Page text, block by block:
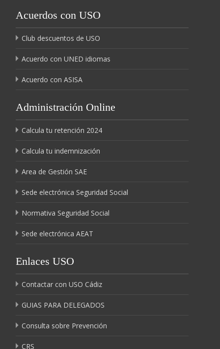
Acuerdos con USO
Club descuentos de USO
Acuerdo con UNED idiomas
Acuerdo con ASISA
Administración Online
Calcula tu retención 2024
Calcula tu indemnización
Area de Gestión SAE
Sede electrónica Seguridad Social
Normativa Seguridad Social
Sede electrónica AEAT
Enlaces USO
Contactar con USO Cádiz
GUIAS PARA DELEGADOS
Consulta sobre Prevención
CRS